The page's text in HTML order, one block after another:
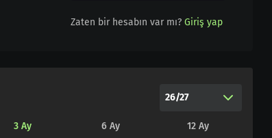
Zaten bir hesabın var mı? Giriş yap
26/27
3 Ay 6 Ay 12 Ay